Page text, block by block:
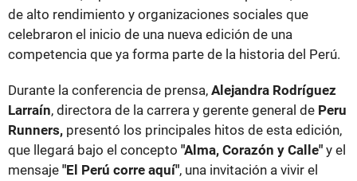
de alto rendimiento y organizaciones sociales que
celebraron el inicio de una nueva edición de una
competencia que ya forma parte de la historia del Perú.
Durante la conferencia de prensa, Alejandra Rodríguez
Larraín, directora de la carrera y gerente general de Peru
Runners, presentó los principales hitos de esta edición,
que llegará bajo el concepto "Alma, Corazón y Calle" y el
mensaje "El Perú corre aquí", una invitación a vivir el